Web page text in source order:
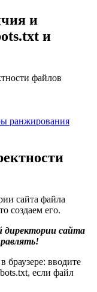
и
и
ранжирования
сайта файла
создаем его.
директории сайта
вводите
если файл